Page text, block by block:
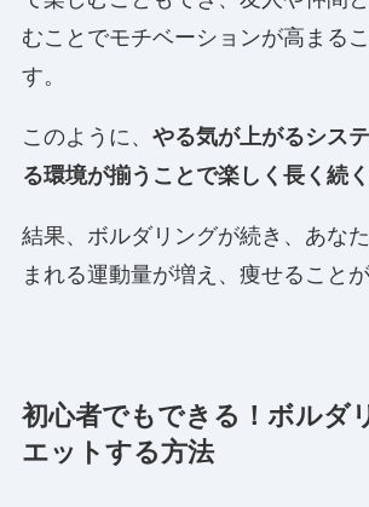
むことでモチベーションが高まる
す。
このように、 やる気が上がるシス
る環境が揃うことで楽しく長く続く
結果、ボルダリングが続き、あな
まれる運動量が増え、痩せることが
初心者でもできる！ボルダ
エットする方法